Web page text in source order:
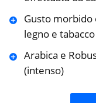
Gusto morbido
legno e tabacco
Arabica e
(intenso)